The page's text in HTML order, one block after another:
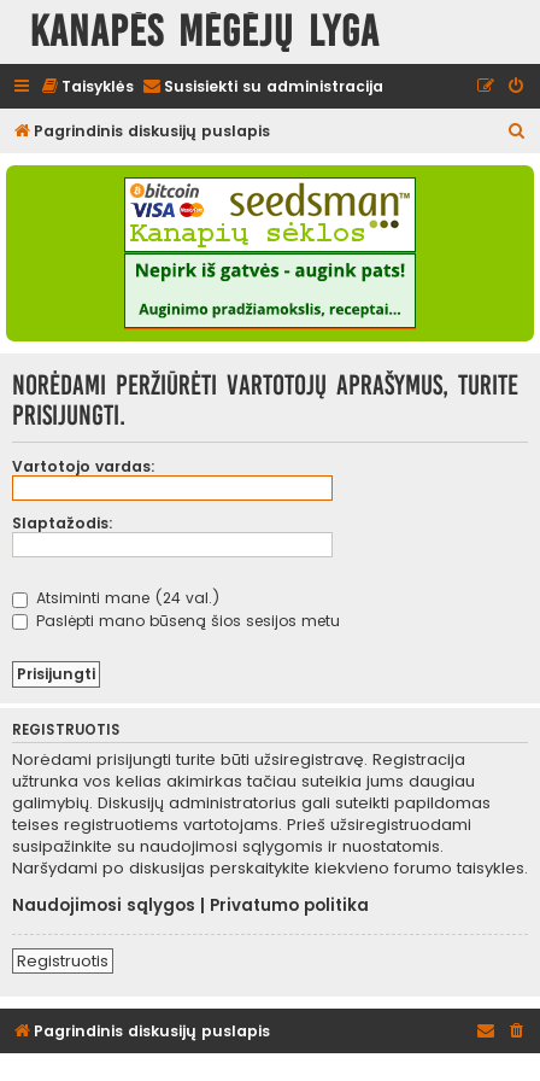
Kanapės mėgėjų lyga
Taisyklės Susisiekti su administracija
Pagrindinis diskusijų puslapis
e
Norėdami peržiūrėti vartotojų aprašymus, turite
prisijungti.
Vartotojo vardas:
Slaptažodis:
Atsiminti mane (24 val.)
Paslėpti mano būseną šios sesijos metu
REGISTRUOTIS
Norėdami prisijungti turite būti užsiregistravę. Registracija
užtrunka vos kelias akimirkas tačiau suteikia jums daugiau
galimybių. Diskusijų administratorius gali suteikti papildomas
teises registruotiems vartotojams. Prieš užsiregistruodami
susipažinkite su naudojimosi sąlygomis ir nuostatomis.
Naršydami po diskusijas perskaitykite kiekvieno forumo taisykles.
Naudojimosi sąlygos
Privatumo politika
Registruotis
Pagrindinis diskusijų puslapis